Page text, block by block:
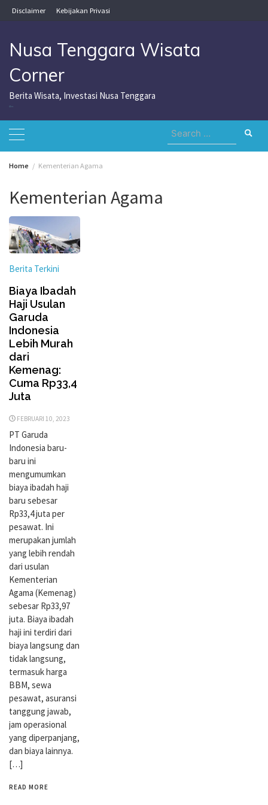
Skip
to
Disclaimer Kebijakan Privasi
Nusa Tenggara Wisata
Corner
Berita Wisata, Investasi Nusa Tenggara
Search
for:
Home Kementerian Agama
Kementerian Agama
Berita Terkini
Biaya Ibadah
Haji Usulan
Garuda
Indonesia
Lebih Murah
dari
Kemenag:
Cuma Rp33,4
Juta
FEBRUARI 10, 2023
PT Garuda
Indonesia baru-
baru ini
mengumumkan
biaya ibadah haji
baru sebesar
Rp33,4 juta per
pesawat. Ini
merupakan jumlah
yang lebih rendah
dari usulan
Kementerian
Agama (Kemenag)
sebesar Rp33,97
juta. Biaya ibadah
haji ini terdiri dari
biaya langsung dan
tidak langsung,
termasuk harga
BBM, sewa
pesawat, asuransi
tanggung jawab,
jam operasional
yang diperpanjang,
dan biaya lainnya.
[…]
READ MORE